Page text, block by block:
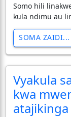
Somo hili
kula ndimu au
SOMA ZAIDI...
Vyakula
kwa